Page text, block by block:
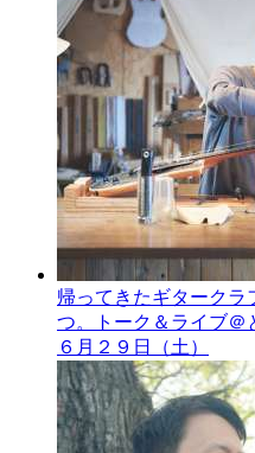
帰ってきたギタークラ
つ。トーク＆ライブ＠
６月２９日（土）